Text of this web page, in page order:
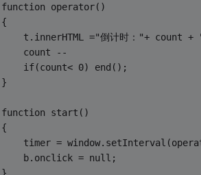
function operator()
{
t.innerHTML ="倒计时："+ count +
    count --
    if(count< 0) end();
}
function start()
{
timer =
    b.onclick = null;